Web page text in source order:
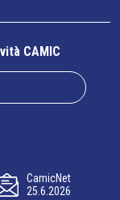
CAMIC
CamicNet
25.6.2026